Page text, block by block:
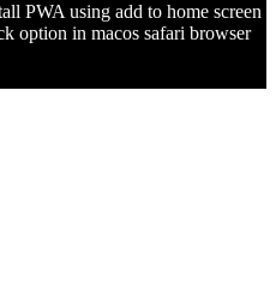
PWA using add to home screen
option in macos safari browser